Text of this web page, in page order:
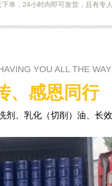
下单，24小时内即可发货，且有专
YOU ALL THE WAY
、感恩同行
剂、乳化（切削）油、长